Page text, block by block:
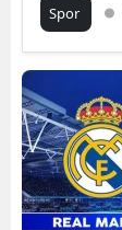
Spor